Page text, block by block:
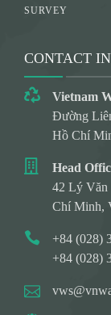
SURVEY
CONTACT
Vietnam
Đường
Hồ Chí
Head
42 Lý Văn
Chí Minh,
+84 (028)
+84 (028)